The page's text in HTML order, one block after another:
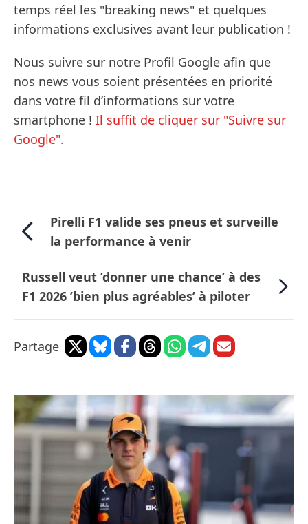
temps réel les "breaking news" et quelques
informations exclusives avant leur publication !
Nous suivre sur notre Profil Google afin que
nos news vous soient présentées en priorité
dans votre fil d’informations sur votre
smartphone ! Il suffit de cliquer sur "Suivre sur
Google".
Pirelli F1 valide ses pneus et surveille
la performance à venir
Russell veut ’donner une chance’ à des
F1 2026 ’bien plus agréables’ à piloter
Partage